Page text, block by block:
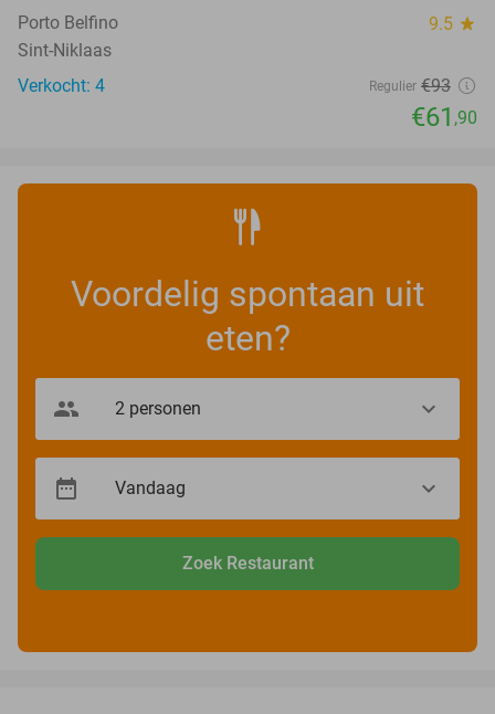
Porto Belfino 9.5 star
Sint-Niklaas
Verkocht: 4
Regulier €93
€61 ,90
Voordelig spontaan uit
eten?
Zoek Restaurant